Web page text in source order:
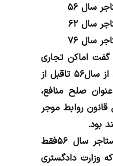
سال ۵۶
سال ۶۲
سال ۷۶
اماکن تجاری
که قبل از سال۵۶ یا بعد از سال۵۶ تاقبل از
به عنوان صلح منافع،
روابط موجر
قانون روابط موجر و مستاجر سال ۵۶فقط
وزارت دادگستری